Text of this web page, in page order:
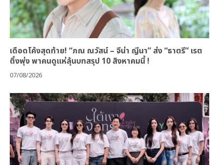
เดือดโค้งสุดท้าย! “ภณ ณวัสน์ – จีน่า ญีนา” ส่ง “ธาตรี” เรต
ติ้งพุ่ง พาคนดูแห่ลุ้นบทสรุป 10 สิงหาคมนี้ !
07/08/2026